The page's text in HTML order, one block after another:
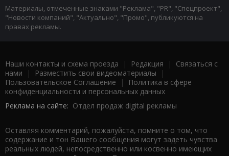
Материалы, отмеченные знаками "Реклама", "PR", "Спецпроект",
"Новости компаний", "Актуально", "Промо", публикуются на
правах рекламы.
Наши контакты и схема проезда | Редакция | Связаться с
нами | Разместить свои видеоматериалы |
Пользовательское Соглашение |
Политика в сфере
конфиденциальности и персональных данных
Реклама на сайте: Отдел продаж digital рекламы
Оставляя комментарий, пожалуйста, помните о том, что
содержание и тон Вашего сообщения могут задеть чувства
реальных людей, непосредственно или косвенно имеющих